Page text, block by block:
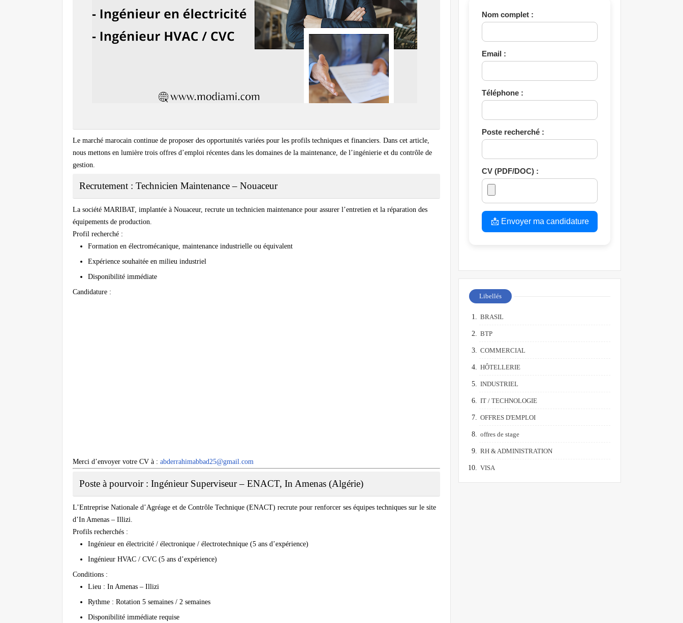
Le marché marocain continue de proposer des opportunités variées pour les profils techniques et financiers. Dans cet article,
nous mettons en lumière trois offres d’emploi récentes dans les domaines de la maintenance, de l’ingénierie et du contrôle de
gestion.
Recrutement : Technicien Maintenance – Nouaceur
La société MARIBAT, implantée à Nouaceur, recrute un technicien maintenance pour assurer l’entretien et la réparation des
équipements de production.
Profil recherché :
Formation en électromécanique, maintenance industrielle ou équivalent
Expérience souhaitée en milieu industriel
Disponibilité immédiate
Candidature :
Merci d’envoyer votre CV à : abderrahimabbad25@gmail.com
Poste à pourvoir : Ingénieur Superviseur – ENACT, In Amenas (Algérie)
L’Entreprise Nationale d’Agréage et de Contrôle Technique (ENACT) recrute pour renforcer ses équipes techniques sur le site
d’In Amenas – Illizi.
Profils recherchés :
Ingénieur en électricité / électronique / électrotechnique (5 ans d’expérience)
Ingénieur HVAC / CVC (5 ans d’expérience)
Conditions :
Lieu : In Amenas – Illizi
Rythme : Rotation 5 semaines / 2 semaines
Disponibilité immédiate requise
Nom complet :
Email :
Téléphone :
Poste recherché :
CV (PDF/DOC) :
📩 Envoyer ma candidature
Libellés
BRASIL
BTP
COMMERCIAL
HÔTELLERIE
INDUSTRIEL
IT / TECHNOLOGIE
OFFRES D'EMPLOI
offres de stage
RH & ADMINISTRATION
VISA